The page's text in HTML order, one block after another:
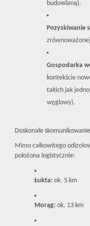
budowlaną).
Pozyskiwanie
Gospodarka
kontekście
takich jak
węglowy).
Doskonałe
Mimo całkowitego
położona logistycznie:
Łukta: ok. 5 km
Morąg: ok. 13 km